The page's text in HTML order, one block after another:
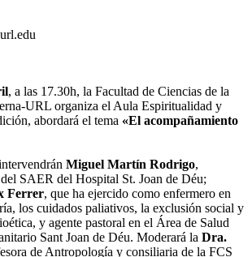
, a las 17.30h, la Facultad de Ciencias de la
URL organiza el Aula Espiritualidad y
abordará el tema «El acompañamiento
Miguel Martín Rodrigo,
SAER del Hospital St. Joan de Déu;
Ferrer, que ha ejercido como enfermero en
los cuidados paliativos, la exclusión social y
y agente pastoral en el Área de Salud
Sant Joan de Déu. Moderará la Dra.
de Antropología y consiliaria de la FCS